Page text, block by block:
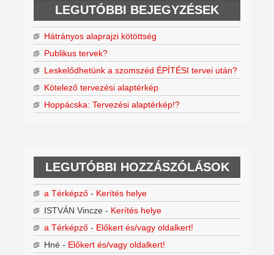
LEGUTÓBBI BEJEGYZÉSEK
Hátrányos alaprajzi kötöttség
Publikus tervek?
Leskelődhetünk a szomszéd ÉPÍTÉSI tervei után?
Kötelező tervezési alaptérkép
Hoppácska: Tervezési alaptérkép!?
LEGUTÓBBI HOZZÁSZÓLÁSOK
a Térképző - Kerítés helye
ISTVÁN Vincze - Kerítés helye
a Térképző - Előkert és/vagy oldalkert!
Hné - Előkert és/vagy oldalkert!